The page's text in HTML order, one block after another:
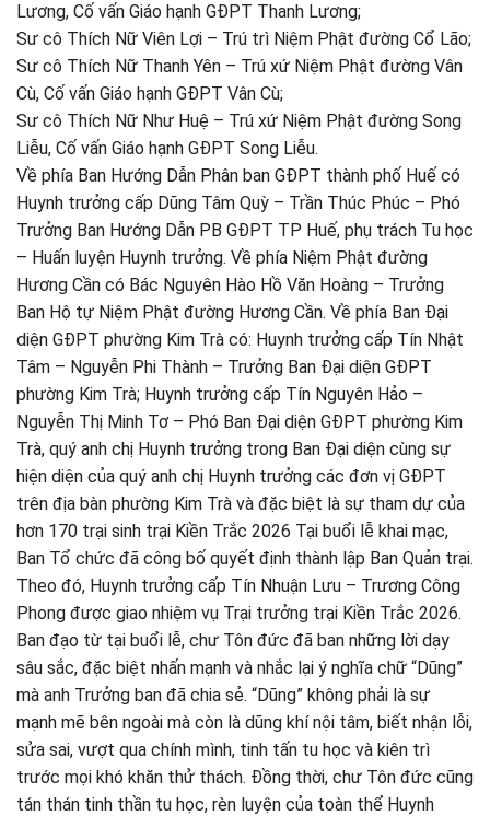
Lương, Cố vấn Giáo hạnh GĐPT Thanh Lương;
Sư cô Thích Nữ Viên Lợi – Trú trì Niệm Phật đường Cổ Lão;
Sư cô Thích Nữ Thanh Yên – Trú xứ Niệm Phật đường Vân
Cù, Cố vấn Giáo hạnh GĐPT Vân Cù;
Sư cô Thích Nữ Như Huệ – Trú xứ Niệm Phật đường Song
Liễu, Cố vấn Giáo hạnh GĐPT Song Liễu.
Về phía Ban Hướng Dẫn Phân ban GĐPT thành phố Huế có
Huynh trưởng cấp Dũng Tâm Quỳ – Trần Thúc Phúc – Phó
Trưởng Ban Hướng Dẫn PB GĐPT TP Huế, phụ trách Tu học
– Huấn luyện Huynh trưởng. Về phía Niệm Phật đường
Hương Cần có Bác Nguyên Hào Hồ Văn Hoàng – Trưởng
Ban Hộ tự Niệm Phật đường Hương Cần. Về phía Ban Đại
diện GĐPT phường Kim Trà có: Huynh trưởng cấp Tín Nhật
Tâm – Nguyễn Phi Thành – Trưởng Ban Đại diện GĐPT
phường Kim Trà; Huynh trưởng cấp Tín Nguyên Hảo –
Nguyễn Thị Minh Tơ – Phó Ban Đại diện GĐPT phường Kim
Trà, quý anh chị Huynh trưởng trong Ban Đại diện cùng sự
hiện diện của quý anh chị Huynh trưởng các đơn vị GĐPT
trên địa bàn phường Kim Trà và đặc biệt là sự tham dự của
hơn 170 trại sinh trại Kiền Trắc 2026 Tại buổi lễ khai mạc,
Ban Tổ chức đã công bố quyết định thành lập Ban Quản trại.
Theo đó, Huynh trưởng cấp Tín Nhuận Lưu – Trương Công
Phong được giao nhiệm vụ Trại trưởng trại Kiền Trắc 2026.
Ban đạo từ tại buổi lễ, chư Tôn đức đã ban những lời dạy
sâu sắc, đặc biệt nhấn mạnh và nhắc lại ý nghĩa chữ “Dũng”
mà anh Trưởng ban đã chia sẻ. “Dũng” không phải là sự
mạnh mẽ bên ngoài mà còn là dũng khí nội tâm, biết nhận lỗi,
sửa sai, vượt qua chính mình, tinh tấn tu học và kiên trì
trước mọi khó khăn thử thách. Đồng thời, chư Tôn đức cũng
tán thán tinh thần tu học, rèn luyện của toàn thể Huynh